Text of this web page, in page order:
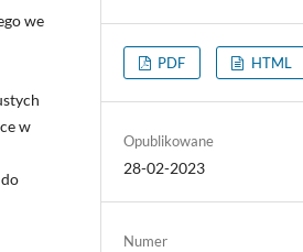
we
w
PDF HTML
Opublikowane
28-02-2023
Numer